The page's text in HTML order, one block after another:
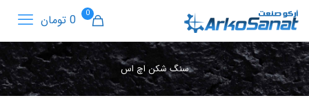
0 0 تومان
سنگ شکن اچ اس